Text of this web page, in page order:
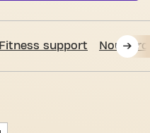
Fitness support Nous